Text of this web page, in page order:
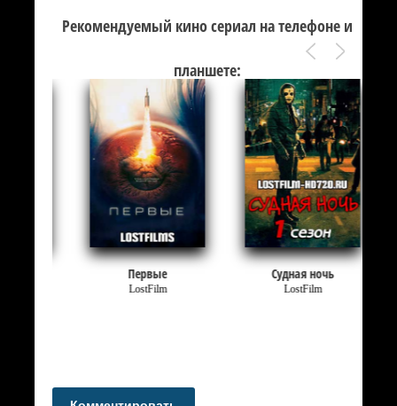
Рекомендуемый кино сериал на телефоне и
планшете:
Первые
LostFilm
Судная ночь
LostFilm